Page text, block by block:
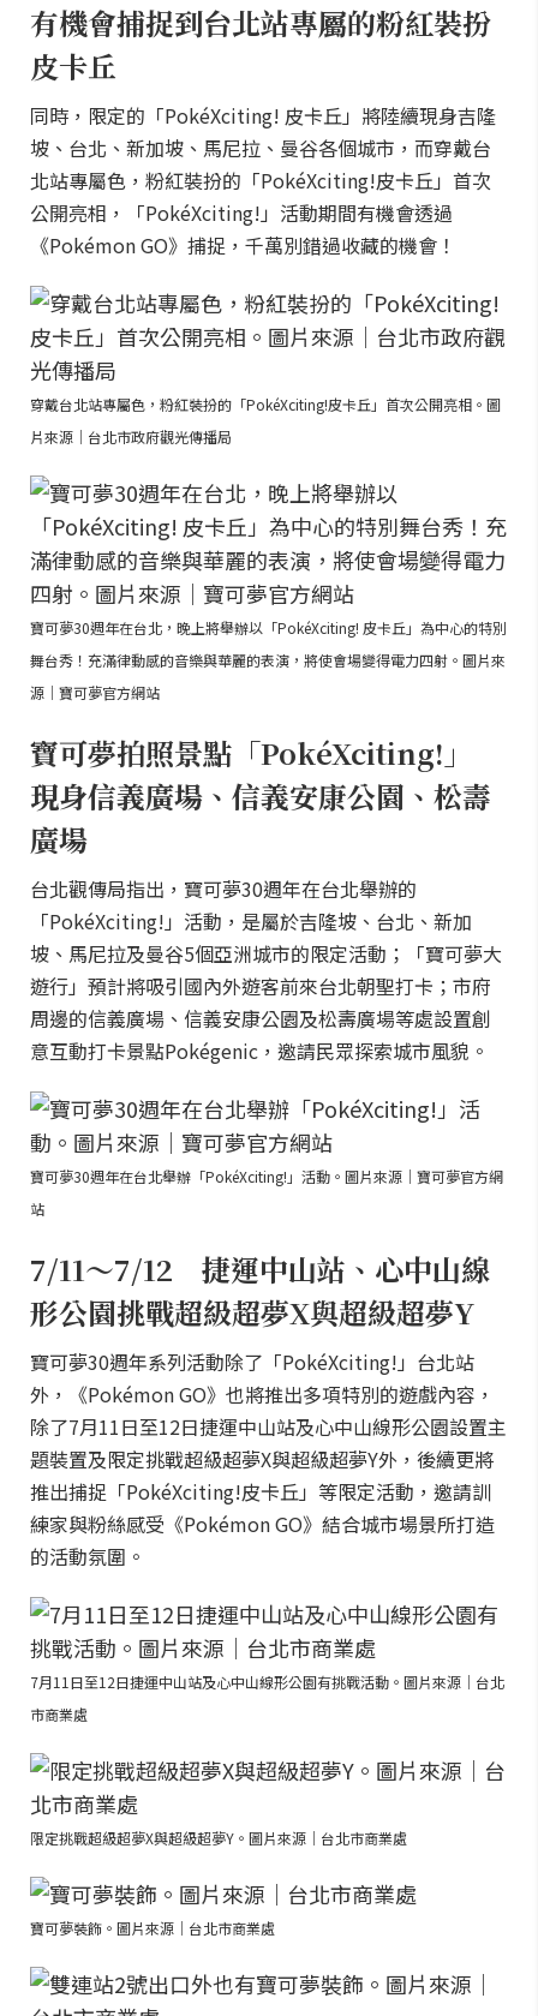
有機會捕捉到台北站專屬的粉紅裝扮
皮卡丘
同時，限定的「PokéXciting! 皮卡丘」將陸續現身吉隆
坡、台北、新加坡、馬尼拉、曼谷各個城市，而穿戴台
北站專屬色，粉紅裝扮的「PokéXciting!皮卡丘」首次
公開亮相，「PokéXciting!」活動期間有機會透過
《Pokémon GO》捕捉，千萬別錯過收藏的機會！
穿戴台北站專屬色，粉紅裝扮的「PokéXciting!皮卡丘」首次公開亮相。圖
片來源｜台北市政府觀光傳播局
寶可夢30週年在台北，晚上將舉辦以「PokéXciting! 皮卡丘」為中心的特別
舞台秀！充滿律動感的音樂與華麗的表演，將使會場變得電力四射。圖片來
源｜寶可夢官方網站
寶可夢拍照景點「PokéXciting!」
現身信義廣場、信義安康公園、松壽
廣場
台北觀傳局指出，寶可夢30週年在台北舉辦的
「PokéXciting!」活動，是屬於吉隆坡、台北、新加
坡、馬尼拉及曼谷5個亞洲城市的限定活動；「寶可夢大
遊行」預計將吸引國內外遊客前來台北朝聖打卡；市府
周邊的信義廣場、信義安康公園及松壽廣場等處設置創
意互動打卡景點Pokégenic，邀請民眾探索城市風貌。
寶可夢30週年在台北舉辦「PokéXciting!」活動。圖片來源｜寶可夢官方網
站
7/11～7/12 捷運中山站、心中山線
形公園挑戰超級超夢X與超級超夢Y
寶可夢30週年系列活動除了「PokéXciting!」台北站
外，《Pokémon GO》也將推出多項特別的遊戲內容，
除了7月11日至12日捷運中山站及心中山線形公園設置主
題裝置及限定挑戰超級超夢X與超級超夢Y外，後續更將
推出捕捉「PokéXciting!皮卡丘」等限定活動，邀請訓
練家與粉絲感受《Pokémon GO》結合城市場景所打造
的活動氛圍。
7月11日至12日捷運中山站及心中山線形公園有挑戰活動。圖片來源｜台北
市商業處
限定挑戰超級超夢X與超級超夢Y。圖片來源｜台北市商業處
寶可夢裝飾。圖片來源｜台北市商業處